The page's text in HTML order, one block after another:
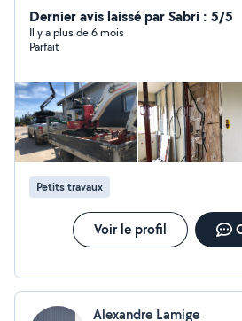
Dernier avis laissé par Sabri : 5/5
Il y a plus de 6 mois
Parfait
Petits travaux
Voir le profil
Alexandre Lamige